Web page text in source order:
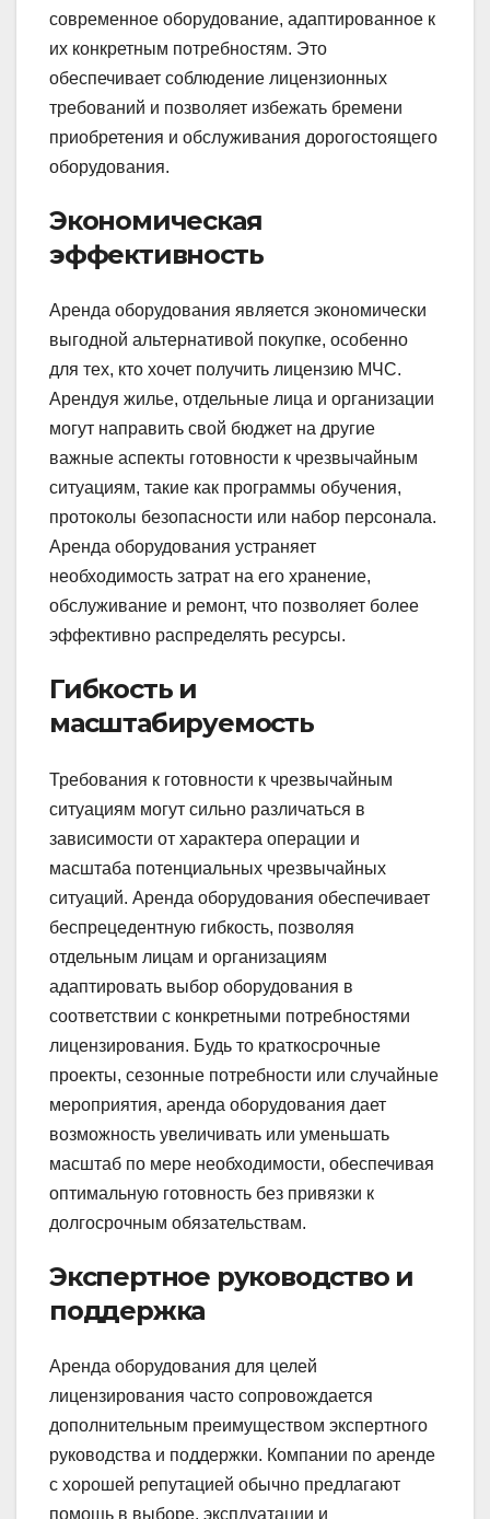
современное оборудование, адаптированное к
их конкретным потребностям. Это
обеспечивает соблюдение лицензионных
требований и позволяет избежать бремени
приобретения и обслуживания дорогостоящего
оборудования.
Экономическая
эффективность
Аренда оборудования является экономически
выгодной альтернативой покупке, особенно
для тех, кто хочет получить лицензию МЧС.
Арендуя жилье, отдельные лица и организации
могут направить свой бюджет на другие
важные аспекты готовности к чрезвычайным
ситуациям, такие как программы обучения,
протоколы безопасности или набор персонала.
Аренда оборудования устраняет
необходимость затрат на его хранение,
обслуживание и ремонт, что позволяет более
эффективно распределять ресурсы.
Гибкость и
масштабируемость
Требования к готовности к чрезвычайным
ситуациям могут сильно различаться в
зависимости от характера операции и
масштаба потенциальных чрезвычайных
ситуаций. Аренда оборудования обеспечивает
беспрецедентную гибкость, позволяя
отдельным лицам и организациям
адаптировать выбор оборудования в
соответствии с конкретными потребностями
лицензирования. Будь то краткосрочные
проекты, сезонные потребности или случайные
мероприятия, аренда оборудования дает
возможность увеличивать или уменьшать
масштаб по мере необходимости, обеспечивая
оптимальную готовность без привязки к
долгосрочным обязательствам.
Экспертное руководство и
поддержка
Аренда оборудования для целей
лицензирования часто сопровождается
дополнительным преимуществом экспертного
руководства и поддержки. Компании по аренде
с хорошей репутацией обычно предлагают
помощь в выборе, эксплуатации и